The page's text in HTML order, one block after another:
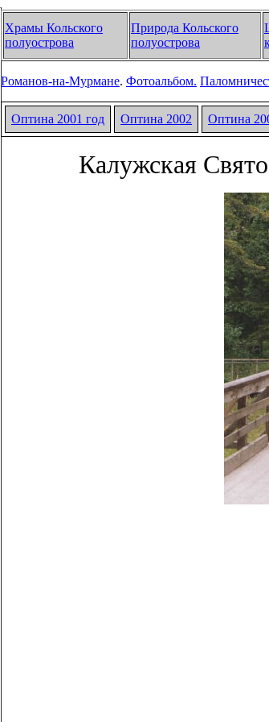
Храмы Кольского
полуострова
Природа Кольского
полуострова
Романов-на-Мурмане. Фотоальбом.
Оптина 2001 год Оптина 2002 Оптина
Калужская